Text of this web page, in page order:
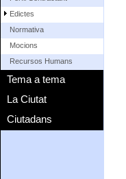
Edictes
Normativa
Mocions
Recursos Humans
Tema a tema
La Ciutat
Ciutadans